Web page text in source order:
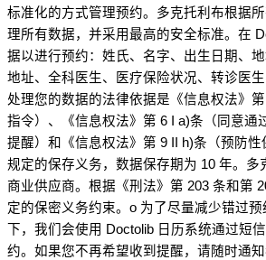
标准化的方式管理预约。多克托利布根据
理所有数据，并采用最高的安全标准。在
据以进行预约：姓氏、名字、出生日期、
地址、全科医生、医疗保险状况、转诊医
处理您的数据的法律依据是《信息权法》
指令）、《信息权法》第 6 I a)条（同意通
提醒）和《信息权法》第 9 II h)条（预防
规定的保存义务，数据保存期为 10 年。
商业供应商。根据《刑法》第 203 条和第
定的保密义务约束。o 为了尽量减少错过
下，我们会使用 Doctolib 日历系统通过短
约。如果您不再希望收到提醒，请随时通